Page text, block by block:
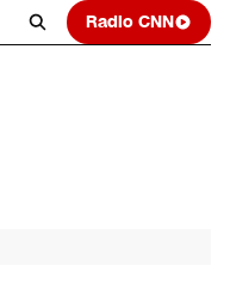
Radio CNN